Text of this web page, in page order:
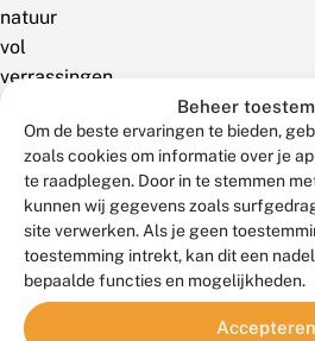
Beheer
Om de beste ervaringen te bieden,
zoals cookies om informatie over je
te raadplegen. Door in te stemmen
kunnen wij gegevens zoals
site verwerken. Als je geen
toestemming intrekt, kan dit een
bepaalde functies en mogelijkheden.
Accepteren
natuur
vol
verrassingen.
Probeer
een
andere
zoekterm!